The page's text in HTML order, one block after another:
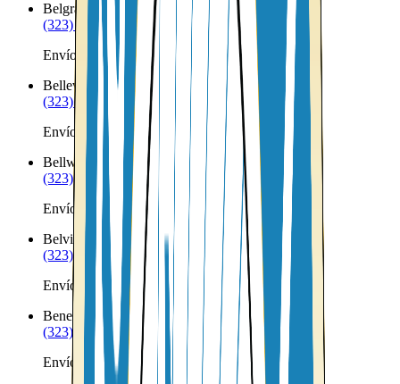
Belgrade
NE
(323) 953-8100
Envíos a Nicaragua desde Belgrade
Bellevue
(323) 953-8100
Envíos a Nicaragua desde Bellevue
Bellwood
(323) 953-8100
Envíos a Nicaragua desde Bellwood
Belvidere
NE
(323) 953-8100
Envíos a Nicaragua desde Belvidere
Benedict
NE
(323) 953-8100
Envíos a Nicaragua desde Benedict